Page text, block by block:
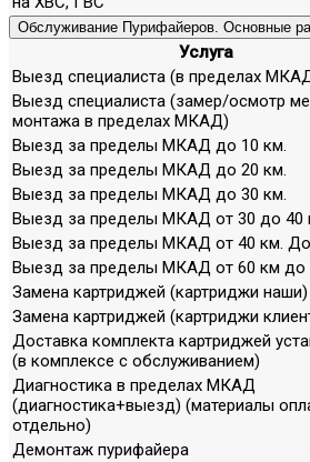
Обслуживание Пурифайеров. Основные
Услуга
Выезд специалиста (в пределах
Выезд специалиста (замер/осмотр
монтажа в пределах МКАД)
Выезд за пределы МКАД до 10 км.
Выезд за пределы МКАД до 20 км.
Выезд за пределы МКАД до 30 км.
Выезд за пределы МКАД от 30 до 40
Выезд за пределы МКАД от 40 км.
Выезд за пределы МКАД от 60 км до
Замена картриджей (картриджи наши)
Замена картриджей (картриджи
Доставка комплекта картриджей
(в комплексе с обслуживанием)
Диагностика в пределах МКАД
(диагностика+выезд) (материалы
отдельно)
Демонтаж пурифайера